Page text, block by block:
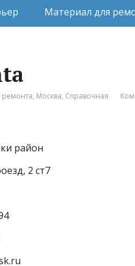
Материал для
ремонта, Москва, Справочная
район
2 ст7